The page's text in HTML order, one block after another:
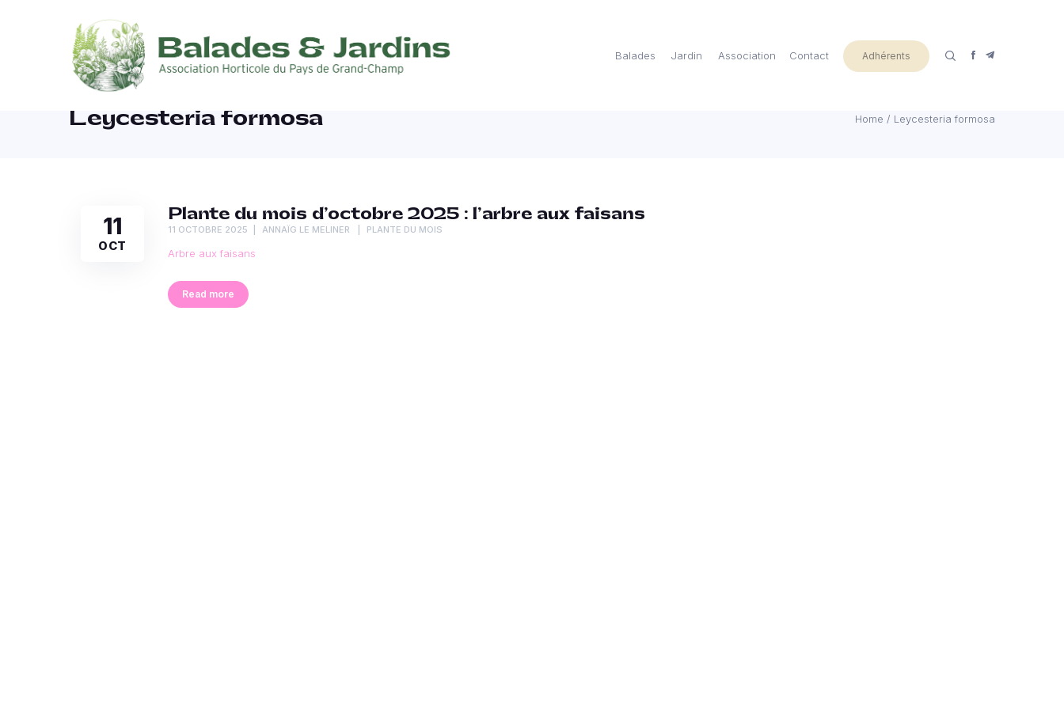
Balades Jardin Association Adhérents
Contact
Leycesteria formosa Home / Leycesteria formosa
11
OCT
Plante du mois d’octobre 2025 : l’arbre aux faisans
11 OCTOBRE 2025 ANNAÏG LE MELINER PLANTE DU MOIS
Arbre aux faisans
Read more